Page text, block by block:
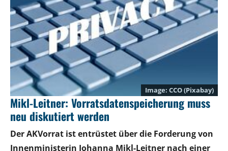
CCO (Pixabay)
Mikl-Leitner: Vorratsdatenspeicherung muss
neu diskutiert werden
Der AKVorrat ist entrüstet über die Forderung von
Innenministerin Johanna Mikl-Leitner nach einer